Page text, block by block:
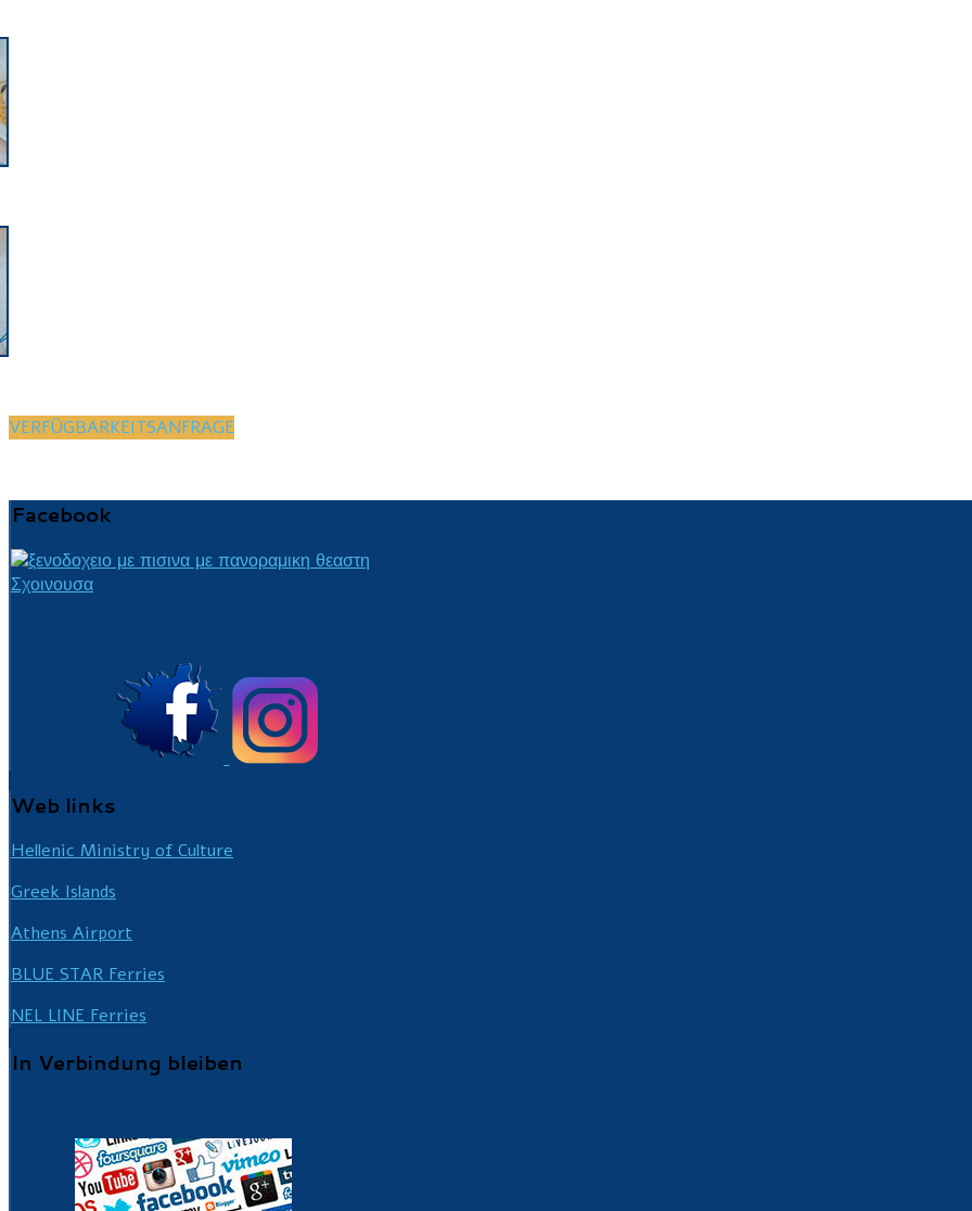
VERFÜGBARKEITSANFRAGE
Facebook
Web links
Hellenic Ministry of Culture
Greek Islands
Athens Airport
BLUE STAR Ferries
NEL LINE Ferries
In Verbindung bleiben